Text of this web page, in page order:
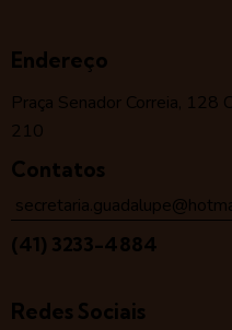
Endereço
Praça Senador Correia, 128
210
Contatos
(41) 3233-4884
Redes Sociais